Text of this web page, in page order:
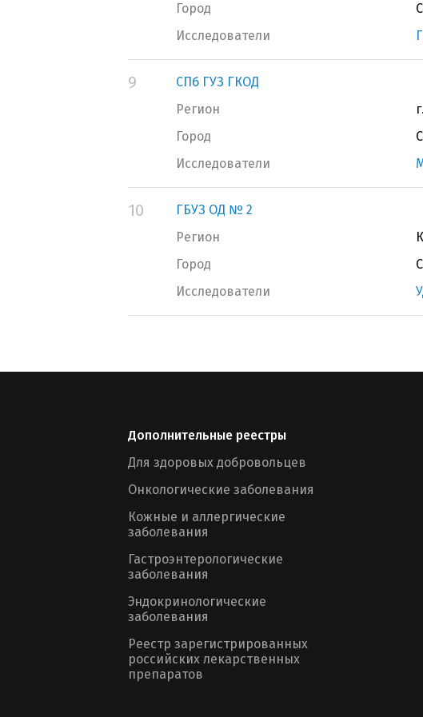
Город
Исследователи
9
СПб ГУЗ ГКОД
Регион
Город
Исследователи
10
ГБУЗ ОД № 2
Регион
Город
Исследователи
Дополнительные реестры
Для здоровых добровольцев
Онкологические заболевания
Кожные и аллергические
заболевания
Гастроэнтерологические
заболевания
Эндокринологические
заболевания
Реестр зарегистрированных
российских лекарственных
препаратов